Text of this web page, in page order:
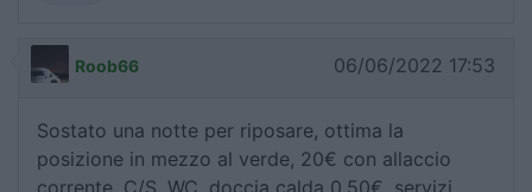
Roob66 06/06/2022 17:53
Sostato una notte per riposare, ottima la
posizione in mezzo al verde, 20€ con allaccio